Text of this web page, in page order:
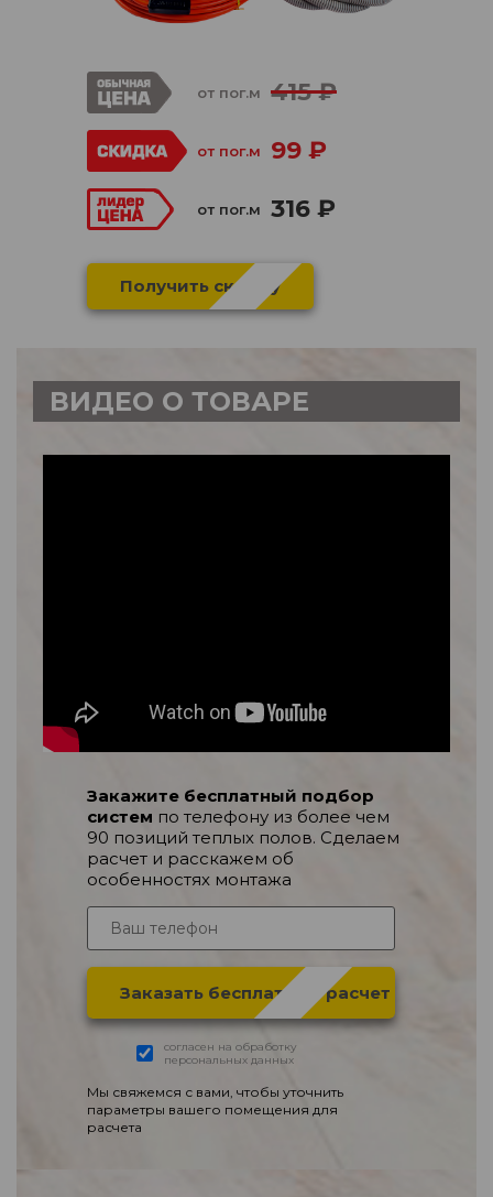
от пог.м 415 ₽
от пог.м 99 ₽
от пог.м 316 ₽
Получить скидку
ВИДЕО О ТОВАРЕ
Закажите бесплатный подбор
систем по телефону из более чем
90 позиций теплых полов. Сделаем
расчет и расскажем об
особенностях монтажа
согласен на обработку
персональных данных
Мы свяжемся с вами, чтобы уточнить
параметры вашего помещения для
расчета